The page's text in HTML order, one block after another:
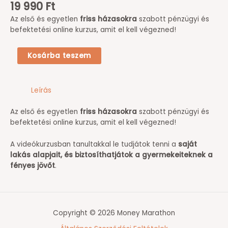
19 990 Ft
Az első és egyetlen friss házasokra szabott pénzügyi és
befektetési online kurzus, amit el kell végezned!
Kosárba teszem
Leírás
Az első és egyetlen friss házasokra szabott pénzügyi és
befektetési online kurzus, amit el kell végezned!
A videókurzusban tanultakkal le tudjátok tenni a saját
lakás alapjait, és biztosíthatjátok a gyermekeiteknek a
fényes jövőt.
Copyright © 2026 Money Marathon